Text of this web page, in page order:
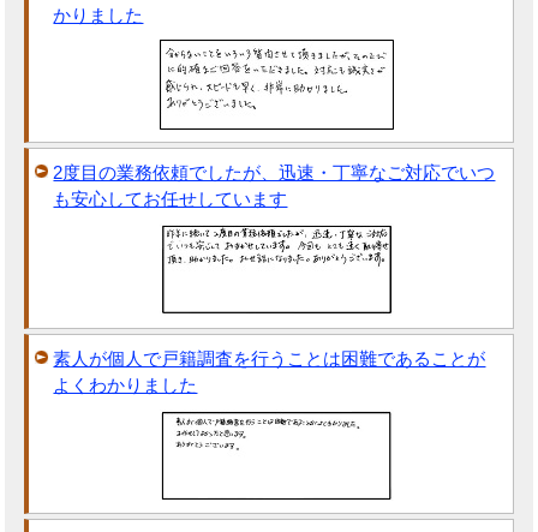
かりました
2度目の業務依頼でしたが、迅速・丁寧なご対応でいつ
も安心してお任せしています
素人が個人で戸籍調査を行うことは困難であることが
よくわかりました